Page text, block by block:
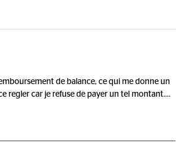
de balance, ce qui me donne un
regler car je refuse de payer un tel montant....